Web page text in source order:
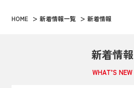
HOME 新着情報一覧 新着情報
新着情報
WHAT’S NEW